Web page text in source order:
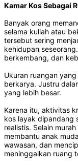
Kamar Kos Sebagai
Banyak orang
selama kuliah atau
tersebut sering
kehidupan
berkembang, dan
Ukuran ruangan
berkarya. Justru
yang lebih besar.
Karena itu, aktivitas
kos layak dipandang
realistis. Selain
membantu anak
wawasan, dan
meninggalkan ruang